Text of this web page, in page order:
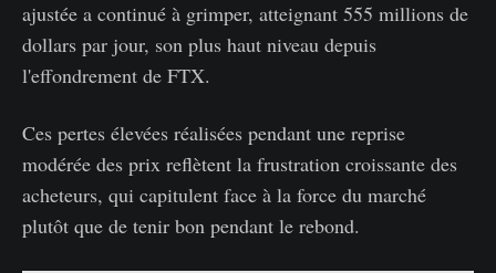
ajustée a continué à grimper, atteignant 555 millions de
dollars par jour, son plus haut niveau depuis
l'effondrement de FTX.
Ces pertes élevées réalisées pendant une reprise
modérée des prix reflètent la frustration croissante des
acheteurs, qui capitulent face à la force du marché
plutôt que de tenir bon pendant le rebond.